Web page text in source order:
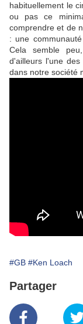
habituellement le
ou pas ce
comprendre et de
: une
Cela semble
d'ailleurs l'une
dans notre société
#GB #Ken Loach
Partager